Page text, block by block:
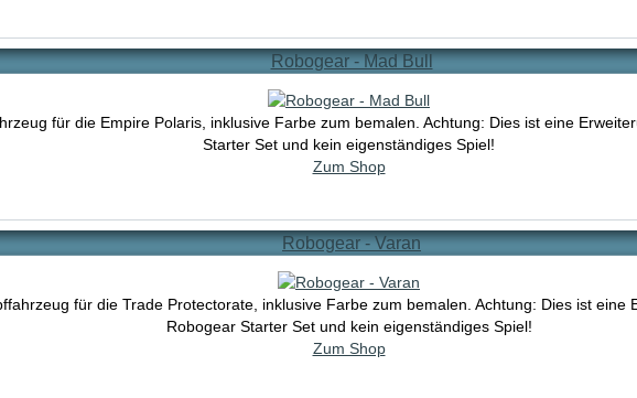
Robogear - Mad Bull
für die Empire Polaris, inklusive Farbe zum bemalen. Achtung: Dies ist eine
Starter Set und kein eigenständiges Spiel!
Zum Shop
Robogear - Varan
für die Trade Protectorate, inklusive Farbe zum bemalen. Achtung: Dies ist eine
Robogear Starter Set und kein eigenständiges Spiel!
Zum Shop